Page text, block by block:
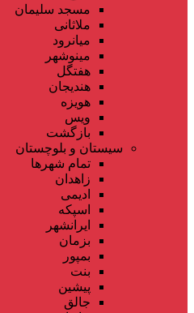
مسجد سلیمان
ملاثانی
میانرود
مینوشهر
هفتگل
هندیجان
هویزه
ویس
بازگشت
سیستان و بلوچستان
تمام شهر‌ها
زاهدان
ادیمی
اسپکه
ایرانشهر
بزمان
بمپور
بنت
پیشین
جالق